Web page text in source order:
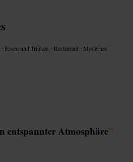
• Essen und Trinken • Restaurant • Modernes
entspannter Atmosphäre”